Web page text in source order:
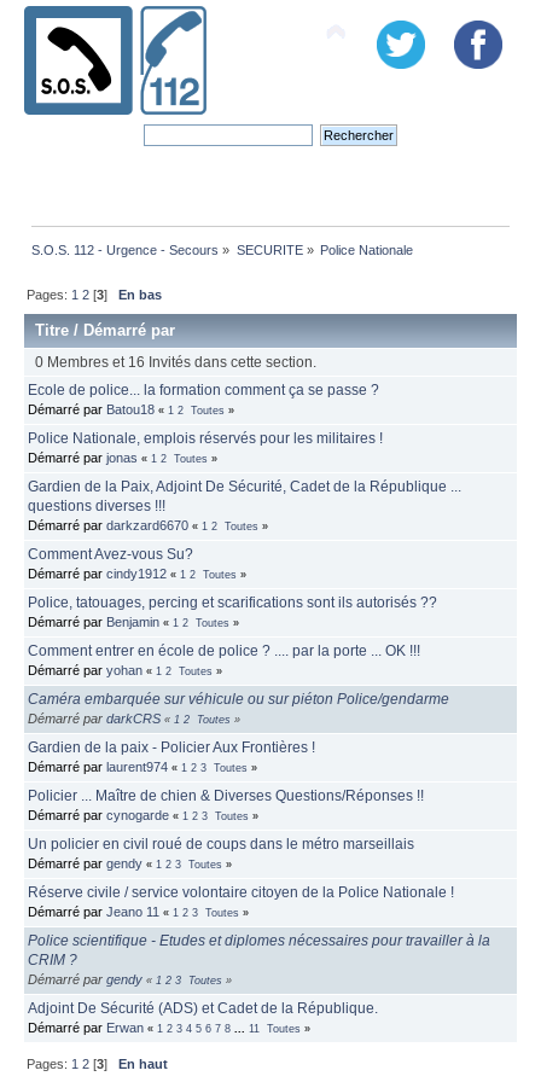
S.O.S. 112 - Urgence - Secours » SECURITE» Police Nationale
Pages: 1 2 [3]En bas
Titre /Démarré par
0 Membres et 16 Invités dans cette section.
Ecole de police... la formation comment ça se passe ?
Démarré par Batou18 « 1 2 Toutes »
Police Nationale, emplois réservés pour les militaires !
Démarré par jonas « 1 2 Toutes »
Gardien de la Paix, Adjoint De Sécurité, Cadet de la République ...
questions diverses !!!
Démarré par darkzard6670 « 1 2 Toutes »
Comment Avez-vous Su?
Démarré par cindy1912 « 1 2 Toutes »
Police, tatouages, percing et scarifications sont ils autorisés ??
Démarré par Benjamin « 1 2 Toutes »
Comment entrer en école de police ? .... par la porte ... OK !!!
Démarré par yohan « 1 2 Toutes »
Caméra embarquée sur véhicule ou sur piéton Police/gendarme
Démarré par darkCRS « 1 2 Toutes »
Gardien de la paix - Policier Aux Frontières !
Démarré par laurent974 « 1 2 3 Toutes »
Policier ... Maître de chien & Diverses Questions/Réponses !!
Démarré par cynogarde « 1 2 3 Toutes »
Un policier en civil roué de coups dans le métro marseillais
Démarré par gendy « 1 2 3 Toutes »
Réserve civile / service volontaire citoyen de la Police Nationale !
Démarré par Jeano 11 « 1 2 3 Toutes »
Police scientifique - Etudes et diplomes nécessaires pour travailler à la
CRIM ?
Démarré par gendy « 1 2 3 Toutes »
Adjoint De Sécurité (ADS) et Cadet de la République.
Démarré par Erwan « 1 2 3 4 5 6 7 8 11 Toutes »
Pages: 1 2 [3]En haut